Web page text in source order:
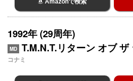
Amazonで検索
1992年 (29周年)
MD T.M.N.T.リターン オブ
コナミ